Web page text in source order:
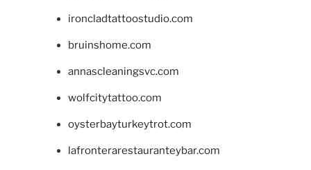
ironcladtattoostudio.com
bruinshome.com
annascleaningsvc.com
wolfcitytattoo.com
oysterbayturkeytrot.com
lafronterarestauranteybar.com